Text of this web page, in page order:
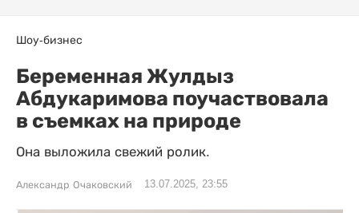
Шоу-бизнес
Беременная Жулдыз
Абдукаримова поучаствовала
в съемках на природе
Она выложила свежий ролик.
Александр Очаковский 13.07.2025, 23:55